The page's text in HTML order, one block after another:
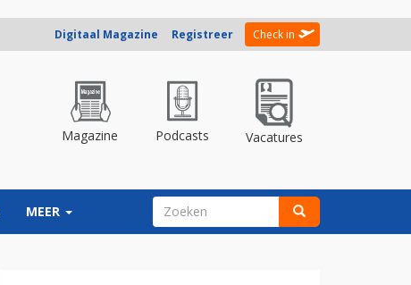
Digitaal Magazine Registreer Check in
Magazine Podcasts Vacatures
MEER ZOEKVELD